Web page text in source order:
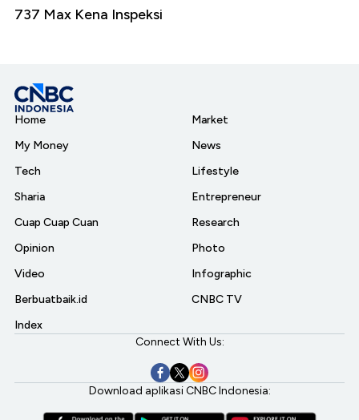
737 Max Kena Inspeksi
Home
My Money
Tech
Sharia
Cuap Cuap Cuan
Opinion
Video
Berbuatbaik.id
Index
Market
News
Lifestyle
Entrepreneur
Research
Photo
Infographic
CNBC TV
Connect With Us:
Download aplikasi CNBC Indonesia: